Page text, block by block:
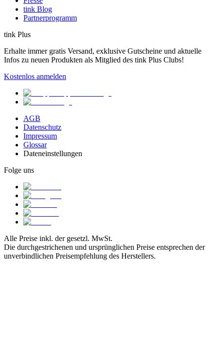
tink Blog
Partnerprogramm
tink Plus
Erhalte immer gratis Versand, exklusive Gutscheine und aktuelle
Infos zu neuen Produkten als Mitglied des tink Plus Clubs!
Kostenlos anmelden
AGB
Datenschutz
Impressum
Glossar
Dateneinstellungen
Folge uns
Alle Preise inkl. der gesetzl. MwSt.
Die durchgestrichenen und ursprünglichen Preise entsprechen der
unverbindlichen Preisempfehlung des Herstellers.